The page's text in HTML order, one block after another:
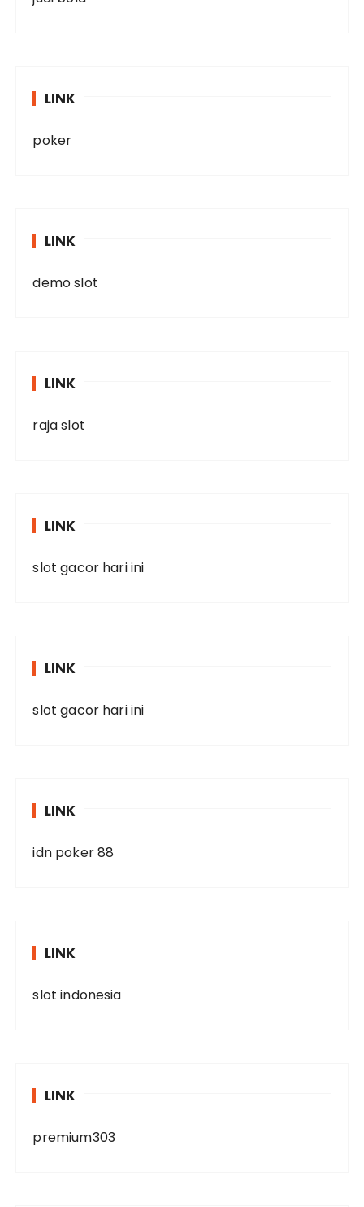
LINK
poker
LINK
demo slot
LINK
raja slot
LINK
slot gacor hari ini
LINK
slot gacor hari ini
LINK
idn poker 88
LINK
slot indonesia
LINK
premium303